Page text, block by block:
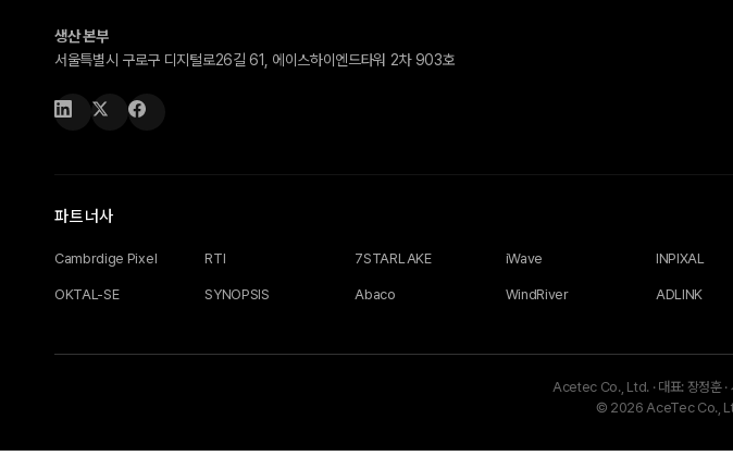
생산 본부
서울특별시 구로구 디지털로26길 61, 에이스하이엔드타워 2차 903호
파트너사
Cambrdige Pixel RTI 7STARLAKE iWave INPIXAL
OKTAL-SE SYNOPSIS Abaco WindRiver ADLINK
Acetec Co., Ltd.· 대표: 장정훈·
© 2026 AceTec Co.,